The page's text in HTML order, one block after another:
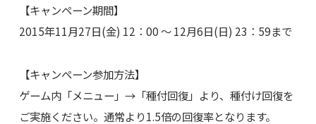
【キャンペーン期間】
2015年11月27日(金) 12：00 ～ 12月6日(日) 23：59まで
【キャンペーン参加方法】
ゲーム内「メニュー」→「種付回復」より、種付け回復を
ご実施ください。通常より1.5倍の回復率となります。